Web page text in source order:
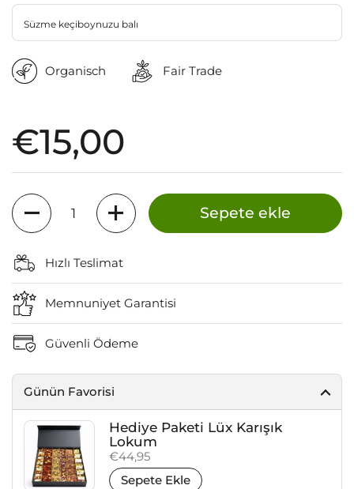
Süzme keçiboynuzu balı
Organisch Fair Trade
Fiyat:
€15,00
Miktar
Sepete ekle
Hızlı Teslimat
Memnuniyet Garantisi
Güvenli Ödeme
Günün Favorisi
Hediye Paketi Lüx Karışık
Lokum
Fiyat:
€44,95
Sepete Ekle